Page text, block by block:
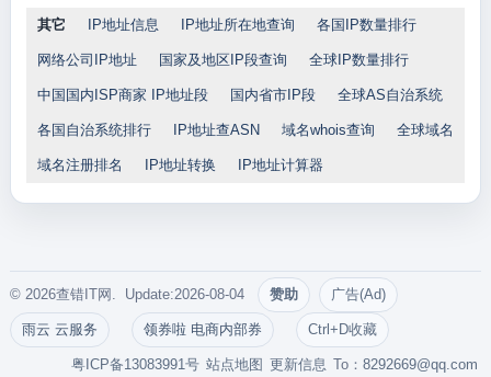
其它 IP地址信息 IP地址所在地查询 各国IP数量排行
网络公司IP地址 国家及地区IP段查询 全球IP数量排行
中国国内ISP商家 IP地址段 国内省市IP段 全球AS自治系统
各国自治系统排行 IP地址查ASN 域名whois查询 全球域名
域名注册排名 IP地址转换 IP地址计算器
© 2026查错IT网. Update:2026-08-04 赞助 广告(Ad)
雨云 云服务 领券啦 电商内部券 Ctrl+D收藏
To：8292669@qq.com
更新信息
站点地图
粤ICP备13083991号